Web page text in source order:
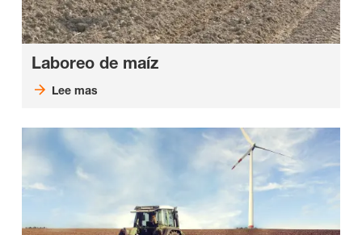
Laboreo de maíz
Lee mas